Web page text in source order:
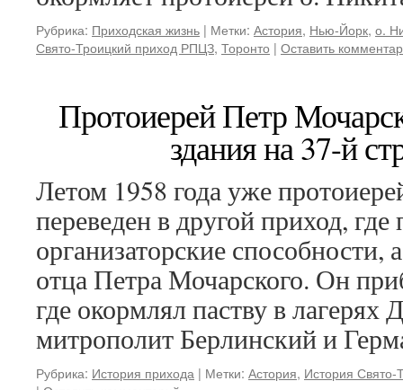
Рубрика: Приходская жизнь | Метки: Астория, Нью-Йорк, о.
Свято-Троицкий приход РПЦЗ, Торонто | Оставить
Протоиерей Петр
здания на 37-й
Летом 1958 года уже
переведен в другой приход, где
организаторские
отца Петра Мочарского. Он
где окормлял паству в
митрополит Берлинский и
Рубрика: История прихода | Метки: Астория, История